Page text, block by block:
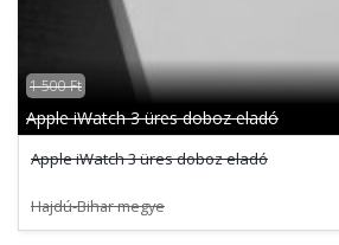
1 500 Ft
Apple iWatch 3 üres doboz eladó
Apple iWatch 3 üres doboz eladó
Hajdú-Bihar megye